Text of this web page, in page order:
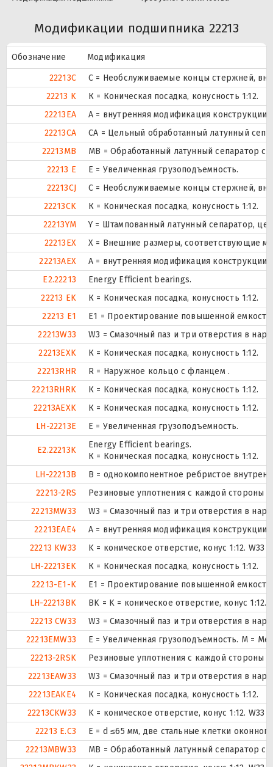
Модификации подшипника 22213
Обозначение
Модификация
22213C
С = Необслуживаемые концы стержней,
22213 K
К = Коническая посадка, конусность 1:12.
22213EA
A = внутренняя модификация конструкции.
22213CA
CA = Цельный обработанный латунный
22213MB
MB = Обработанный латунный сепаратор с
22213 E
Е = Увеличенная грузоподъемность.
22213CJ
С = Необслуживаемые концы стержней,
22213CK
К = Коническая посадка, конусность 1:12.
22213YM
Y = Штампованный латунный сепаратор,
22213EX
X = Внешние размеры, соответствующие
22213AEX
A = внутренняя модификация конструкции.
E2.22213
Energy Efficient bearings.
22213 EK
К = Коническая посадка, конусность 1:12.
22213 E1
E1 = Проектирование повышенной емкости.
22213W33
W3 = Смазочный паз и три отверстия в
22213EXK
К = Коническая посадка, конусность 1:12.
22213RHR
R = Наружное кольцо с фланцем .
22213RHRK
К = Коническая посадка, конусность 1:12.
22213AEXK
К = Коническая посадка, конусность 1:12.
LH-22213E
Е = Увеличенная грузоподъемность.
E2.22213K
Energy Efficient bearings.
К = Коническая посадка, конусность 1:12.
LH-22213B
B = однокомпонентное ребристое
22213-2RS
Резиновые уплотнения с каждой стороны
22213MW33
W3 = Смазочный паз и три отверстия в
22213EAE4
A = внутренняя модификация конструкции.
22213 KW33
K = коническое отверстие, конус 1:12.
LH-22213EK
К = Коническая посадка, конусность 1:12.
22213-E1-K
E1 = Проектирование повышенной емкости.
LH-22213BK
BK = K = коническое отверстие, конус
22213 CW33
W3 = Смазочный паз и три отверстия в
22213EMW33
E = Увеличенная грузоподъемность. М =
22213-2RSK
Резиновые уплотнения с каждой стороны
22213EAW33
W3 = Смазочный паз и три отверстия в
22213EAKE4
К = Коническая посадка, конусность 1:12.
22213CKW33
K = коническое отверстие, конус 1:12.
22213 E.C3
E = d ≤65 мм, две стальные клетки
22213MBW33
MB = Обработанный латунный сепаратор